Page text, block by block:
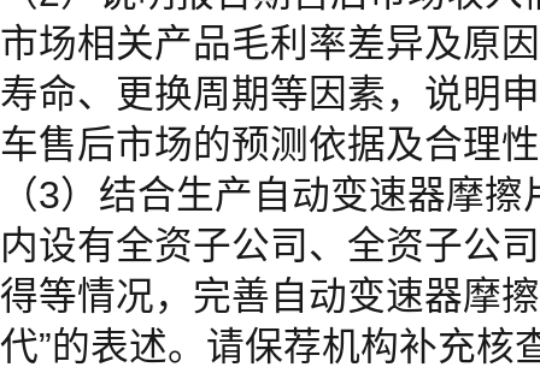
市场相关产品毛利率差异及原
寿命、更换周期等因素，说明
车售后市场的预测依据及合理
（3）结合生产自动变速器摩
内设有全资子公司、全资子公
得等情况，完善自动变速器摩
代”的表述。请保荐机构补充核